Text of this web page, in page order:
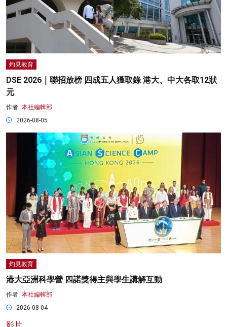
灼見教育
DSE 2026｜聯招放榜 四成五人獲取錄 港大、中大各取12狀
元
作者: 本社編輯部
2026-08-05
灼見教育
港大亞洲科學營 四諾獎得主與學生講解互動
作者: 本社編輯部
2026-08-04
影片